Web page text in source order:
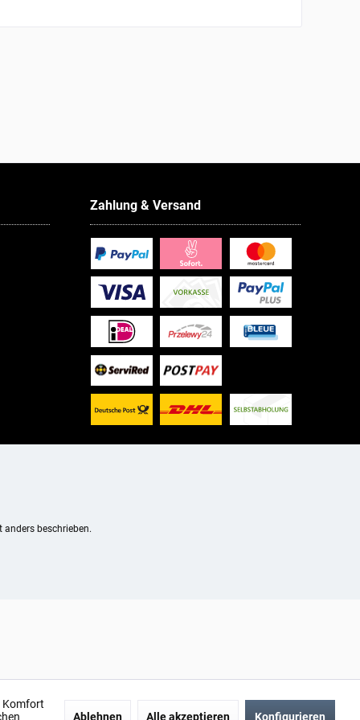
Zahlung & Versand
beschrieben.
Komfort
Ablehnen Alle akzeptieren Konfigurieren